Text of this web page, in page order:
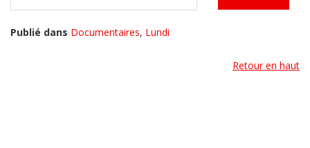
Publié dans Documentaires, Lundi
Retour en haut